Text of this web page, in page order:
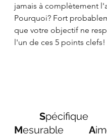
jamais à complètement
Pourquoi? Fort
que votre objectif ne
l'un de ces 5 points clefs!
          S
pécifique
Mesurable A